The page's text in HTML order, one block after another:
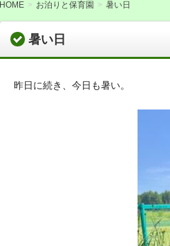
HOME お泊りと保育園 暑い日
暑い日
昨日に続き、今日も暑い。